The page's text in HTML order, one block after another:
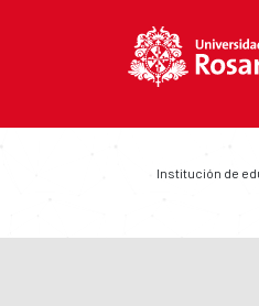
Institución de